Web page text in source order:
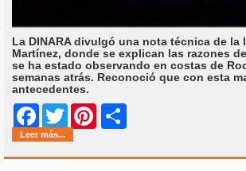
La DINARA divulgó una nota técnica de la
Martínez, donde se explican las razones
se ha estado observando en costas de
semanas atrás. Reconoció que con esta
antecedentes.
Facebook
Twitter Pinterest
Leer más...